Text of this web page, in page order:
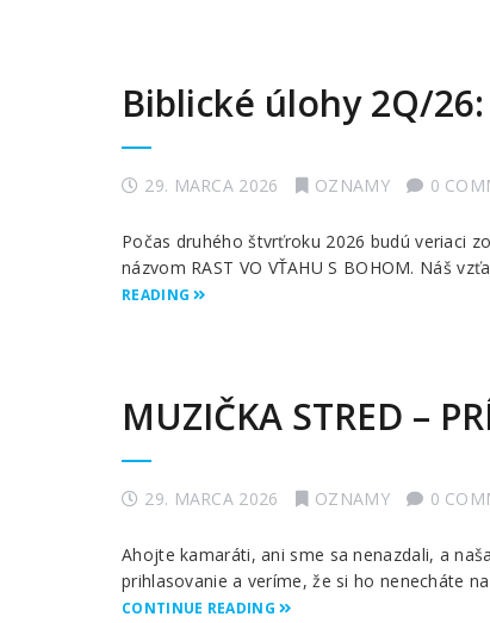
Biblické úlohy 2Q/26:
29. MARCA 2026 OZNAMY 0
Počas druhého štvrťroku 2026 budú veriaci
názvom RAST VO VŤAHU S BOHOM. Náš
READING
MUZIČKA STRED –
29. MARCA 2026 OZNAMY 0
Ahojte kamaráti, ani sme sa nenazdali, a
prihlasovanie a veríme, že si ho nenecháte
CONTINUE READING